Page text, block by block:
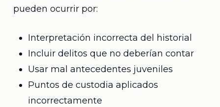
pueden ocurrir por:
Interpretación incorrecta del historial
Incluir delitos que no deberían contar
Usar mal antecedentes juveniles
Puntos de custodia aplicados
incorrectamente